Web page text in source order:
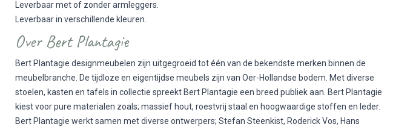
Leverbaar met of zonder armleggers.
Leverbaar in verschillende kleuren.
Over Bert Plantagie
Bert Plantagie designmeubelen zijn uitgegroeid tot één van de bekendste merken binnen de
meubelbranche. De tijdloze en eigentijdse meubels zijn van Oer-Hollandse bodem. Met diverse
stoelen, kasten en tafels in collectie spreekt Bert Plantagie een breed publiek aan. Bert Plantagie
kiest voor pure materialen zoals; massief hout, roestvrij staal en hoogwaardige stoffen en leder.
Bert Plantagie werkt samen met diverse ontwerpers; Stefan Steenkist, Roderick Vos, Hans